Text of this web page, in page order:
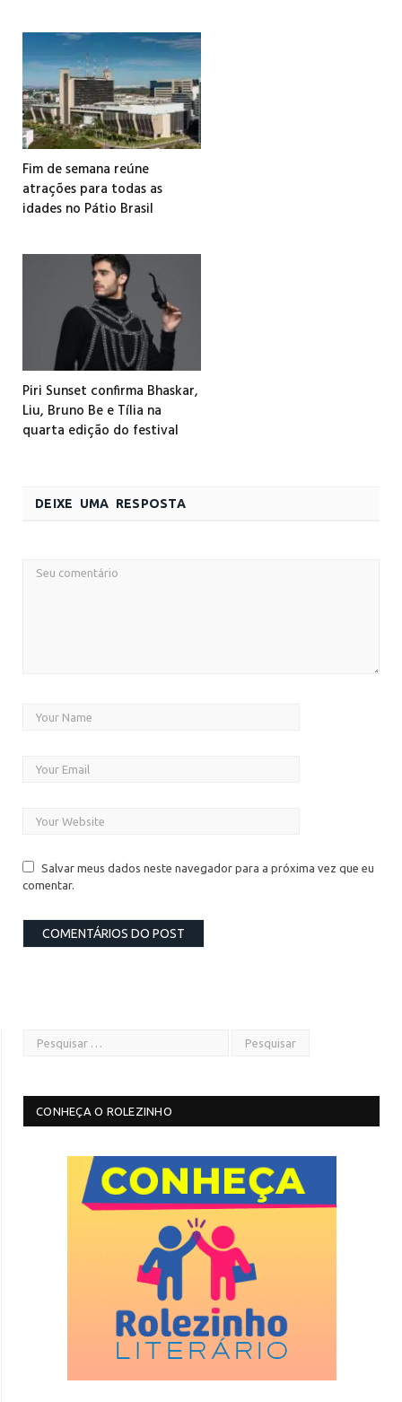
Fim de semana reúne
atrações para todas as
idades no Pátio Brasil
Piri Sunset confirma Bhaskar,
Liu, Bruno Be e Tília na
quarta edição do festival
DEIXE UMA RESPOSTA
Salvar meus dados neste navegador para a próxima vez que eu
comentar.
CONHEÇA O ROLEZINHO